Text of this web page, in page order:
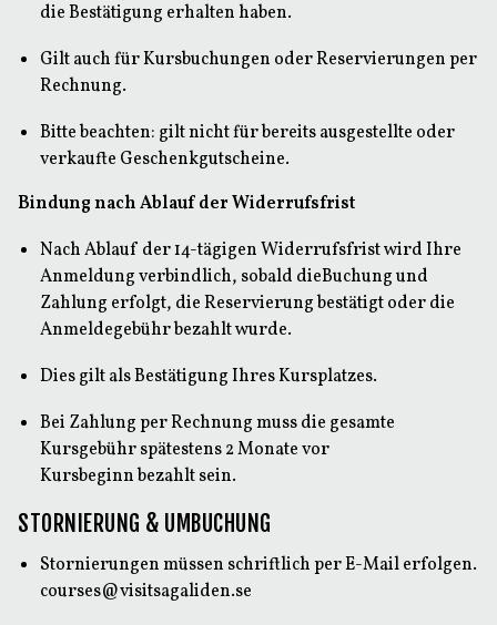
die Bestätigung erhalten haben.
Gilt auch für Kursbuchungen oder Reservierungen per
Rechnung.
Bitte beachten: gilt nicht für bereits ausgestellte oder
verkaufte Geschenkgutscheine.
Bindung nach Ablauf der Widerrufsfrist
Nach Ablauf der 14-tägigen Widerrufsfrist wird Ihre
Anmeldung verbindlich, sobald dieBuchung und
Zahlung erfolgt, die Reservierung bestätigt oder die
Anmeldegebühr bezahlt wurde.
Dies gilt als Bestätigung Ihres Kursplatzes.
Bei Zahlung per Rechnung muss die gesamte
Kursgebühr spätestens 2 Monate vor
Kursbeginn bezahlt sein.
STORNIERUNG & UMBUCHUNG
Stornierungen müssen schriftlich per E-Mail erfolgen.
courses@visitsagaliden.se